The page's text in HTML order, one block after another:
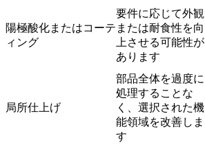
陽極酸化またはコーテ
ィング
要件に応じて外観
または耐食性を向
上させる可能性が
あります
局所仕上げ
部品全体を過度に
処理することな
く、選択された機
能領域を改善しま
す